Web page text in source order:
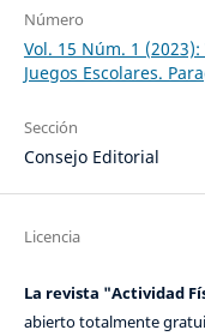
Número
Vol. 15 Núm. 1
Juegos Escolares.
Sección
Consejo Editorial
Licencia
La revista "Actividad
abierto totalmente